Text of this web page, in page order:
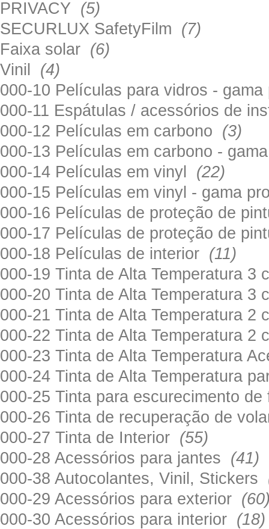
PRIVACY (5)
SECURLUX SafetyFilm (7)
Faixa solar (6)
Vinil (4)
000-10 Películas para vidros -
000-11 Espátulas / acessórios de
000-12 Películas em carbono (3)
000-13 Películas em carbono -
000-14 Películas em vinyl (22)
000-15 Películas em vinyl - gama
000-16 Películas de proteção de
000-17 Películas de proteção de
000-18 Películas de interior (11)
000-19 Tinta de Alta Temperatura
000-20 Tinta de Alta Temperatura
000-21 Tinta de Alta Temperatura
000-22 Tinta de Alta Temperatura
000-23 Tinta de Alta Temperatura
000-24 Tinta de Alta Temperatura
000-25 Tinta para escurecimento
000-26 Tinta de recuperação de
000-27 Tinta de Interior (55)
000-28 Acessórios para jantes (41)
000-38 Autocolantes, Vinil, Stickers
000-29 Acessórios para exterior
000-30 Acessórios para interior (18)